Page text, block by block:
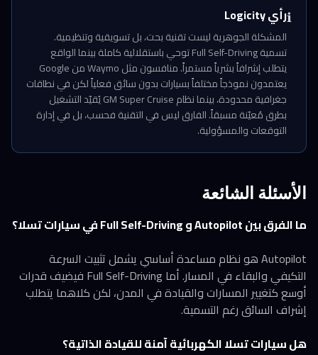
ℹ️رأي Logicity
المشكلة الجوهرية ليست تقنية بحت، بل تسويقية وتنظيمية.
تسمية Full Self-Driving توحي باستقلالية كاملة بينما الواقع
يتطلب إشرافاً بشرياً مستمراً. منافسون مثل Waymo من Google
يعتمدون نموذجاً مختلفاً بسيارات بدون سائق فعلياً لكن في نطاقات
جغرافية محدودة، بينما نظام GM Super Cruise يُقيّد التشغيل
بطرق مُعيّنة مسبقاً. الفارق ليس في التقنية فحسب، بل في إدارة
التوقعات والمسؤولية.
الأسئلة الشائعة
ما الفرق بين Autopilot و Full Self-Driving في سيارات تسلا؟
Autopilot هو نظام مساعدة أساسي يشمل تثبيت السرعة
التكيفي والبقاء في المسار. أما Full Self-Driving فيضيف قدرات
أوسع كتغيير المسارات والقيادة في المدن، لكن كلاهما يتطلب
إشراف السائق رغم التسمية.
هل سيارات تسلا الكهربائية آمنة للقيادة الذاتية؟